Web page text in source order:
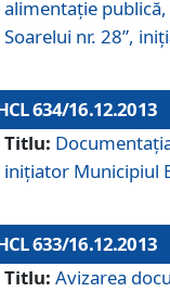
alimentaţie publică,
Soarelui nr. 28”,
634/16.12.2013
Titlu:
iniţiator Municipiul
633/16.12.2013
Titlu: Avizarea